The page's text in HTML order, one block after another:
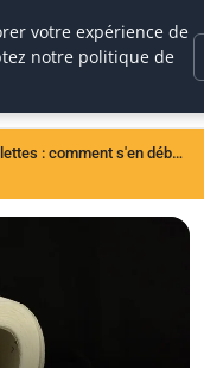
Vers noir dans les toilettes : comment s'en débarrasser définitivement
votre expérience de
notre politique de